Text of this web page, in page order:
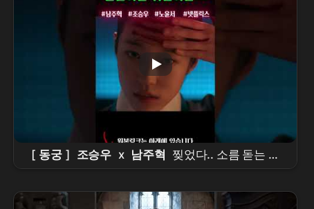
[ 동궁 ] 조승우 x 남주혁
찢었다.. 소름 돋는 디
테일ㄷㄷ 넷플릭스 신작 [ 동궁 ] 티저 정밀 분석!
palace # netflix